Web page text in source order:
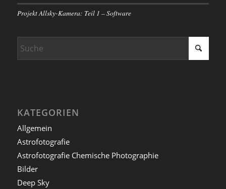
Projekt Allsky-Kamera: Teil 1 – Software
KATEGORIEN
Allgemein
Astrofotografie
Astrofotografie Chemische Photographie
Bilder
Deep Sky